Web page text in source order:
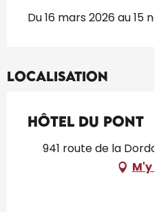
Du 16 mars 2026 au 15
Localisation
Hôtel du Pont
941 route de la
M'y